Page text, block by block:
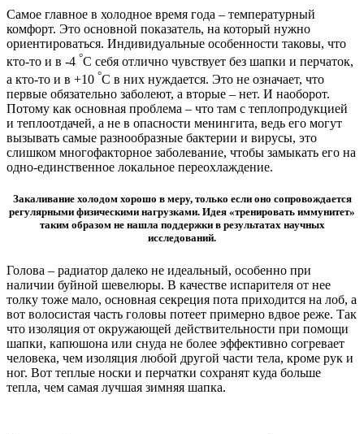
Самое главное в холодное время года – температурный
комфорт. Это основной показатель, на который нужно
ориентироваться. Индивидуальные особенности таковы, что
кто-то и в -4 °С себя отлично чувствует без шапки и перчаток,
а кто-то и в +10 °С в них нуждается. Это не означает, что
первые обязательно заболеют, а вторые – нет. И наоборот.
Потому как основная проблема – что там с теплопродукцией
и теплоотдачей, а не в опасности менингита, ведь его могут
вызывать самые разнообразные бактерии и вирусы, это
слишком многофакторное заболевание, чтобы замыкать его на
одно-единственное локальное переохлаждение.
Закаливание холодом хорошо в меру, только если оно сопровождается
регулярными физическими нагрузками. Идея «тренировать иммунитет»
таким образом не нашла поддержки в результатах научных
исследований.
Голова – радиатор далеко не идеальный, особенно при
наличии буйной шевелюры. В качестве испарителя от нее
толку тоже мало, основная секреция пота приходится на лоб, а
вот волосистая часть головы потеет примерно вдвое реже. Так
что изоляция от окружающей действительности при помощи
шапки, капюшона или снуда не более эффективно согревает
человека, чем изоляция любой другой части тела, кроме рук и
ног. Вот теплые носки и перчатки сохранят куда больше
тепла, чем самая лучшая зимняя шапка.